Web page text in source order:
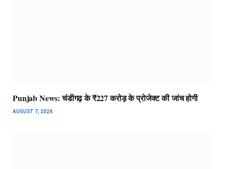
Punjab News: चंडीगढ़ के ₹227 करोड़ के प्रोजेक्ट की जांच होगी
AUGUST 7, 2026